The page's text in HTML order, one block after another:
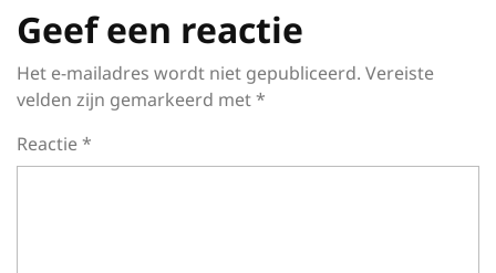
Geef een reactie
Het e-mailadres wordt niet gepubliceerd. Vereiste
velden zijn gemarkeerd met*
Reactie*